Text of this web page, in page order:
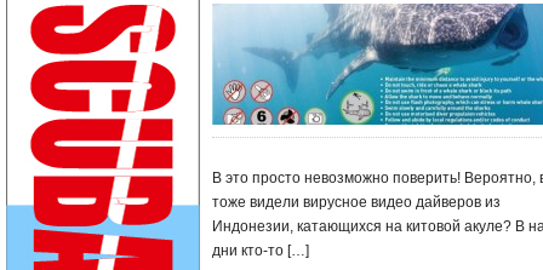
В это просто невозможно поверить! Вероятно,
тоже видели вирусное видео дайверов из
Индонезии, катающихся на китовой акуле? В
дни кто-то […]